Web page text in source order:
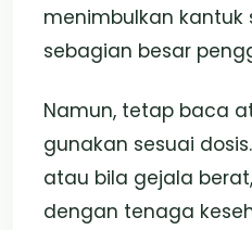
menimbulkan kantuk
sebagian besar
Namun, tetap baca
gunakan sesuai
atau bila gejala
dengan tenaga